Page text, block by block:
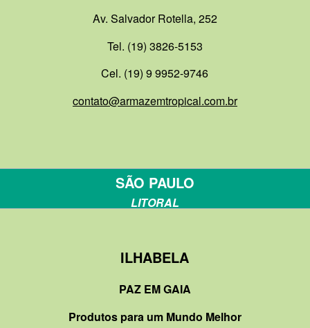
Av. Salvador Rotella, 252
Tel. (19) 3826-5153
Cel. (19) 9 9952-9746
contato@armazemtropical.com.br
SÃO PAULO
LITORAL
ILHABELA
PAZ EM GAIA
Produtos para um Mundo Melhor